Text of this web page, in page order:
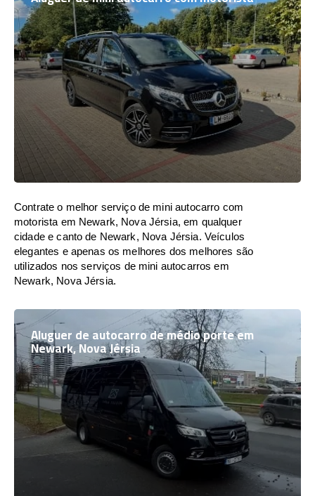
Contrate o melhor serviço de mini autocarro com
motorista em Newark, Nova Jérsia, em qualquer
cidade e canto de Newark, Nova Jérsia. Veículos
elegantes e apenas os melhores dos melhores são
utilizados nos serviços de mini autocarros em
Newark, Nova Jérsia.
Aluguer de autocarro de médio porte em
Newark, Nova Jérsia